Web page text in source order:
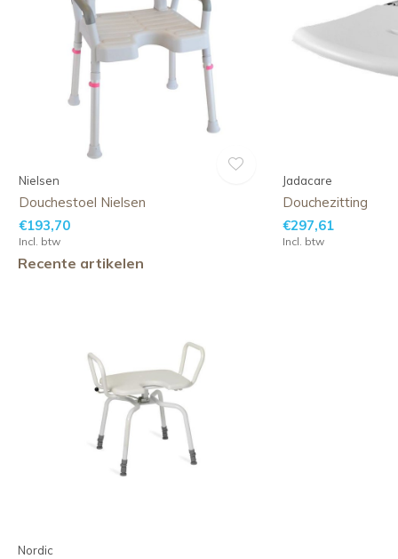
Nielsen
Douchestoel Nielsen
€193,70
Incl. btw
Jadacare
Douchezitting
€297,61
Incl. btw
Recente artikelen
Nordic